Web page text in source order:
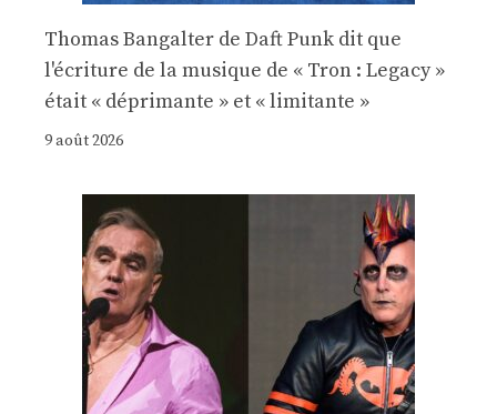
Thomas Bangalter de Daft Punk dit que
l'écriture de la musique de « Tron : Legacy »
était « déprimante » et « limitante »
9 août 2026